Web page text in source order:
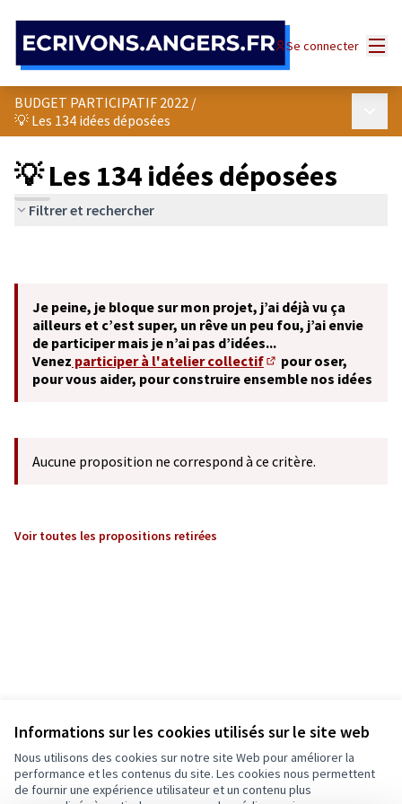
Informations sur les cookies utilisés sur le site web
Nous utilisons des cookies sur notre site Web pour améliorer la
performance et les contenus du site. Les cookies nous permettent
de fournir une expérience utilisateur et un contenu plus
Se connecter
BUDGET PARTICIPATIF 2022 /
💡 Les 134 idées déposées
💡 Les 134 idées déposées
Filtrer et rechercher
Je peine, je bloque sur mon projet, j’ai déjà vu ça
ailleurs et c’est super, un rêve un peu fou, j’ai envie
de participer mais je n’ai pas d’idées...
Venez participer à l'atelier collectif
(S'ouvre dans un
pour oser,
pour vous aider, pour construire ensemble nos idées
Aucune proposition ne correspond à ce critère.
Voir toutes les propositions retirées